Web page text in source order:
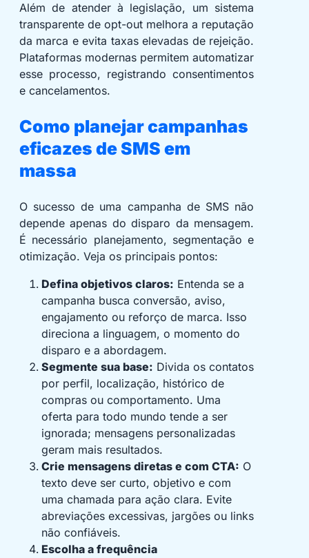
Além de atender à legislação, um sistema
transparente de opt-out melhora a reputação
da marca e evita taxas elevadas de rejeição.
Plataformas modernas permitem automatizar
esse processo, registrando consentimentos
e cancelamentos.
Como planejar campanhas
eficazes de SMS em
massa
O sucesso de uma campanha de SMS não
depende apenas do disparo da mensagem.
É necessário planejamento, segmentação e
otimização. Veja os principais pontos:
Defina objetivos claros: Entenda se a
campanha busca conversão, aviso,
engajamento ou reforço de marca. Isso
direciona a linguagem, o momento do
disparo e a abordagem.
Segmente sua base: Divida os contatos
por perfil, localização, histórico de
compras ou comportamento. Uma
oferta para todo mundo tende a ser
ignorada; mensagens personalizadas
geram mais resultados.
Crie mensagens diretas e com CTA: O
texto deve ser curto, objetivo e com
uma chamada para ação clara. Evite
abreviações excessivas, jargões ou links
não confiáveis.
Escolha a frequência